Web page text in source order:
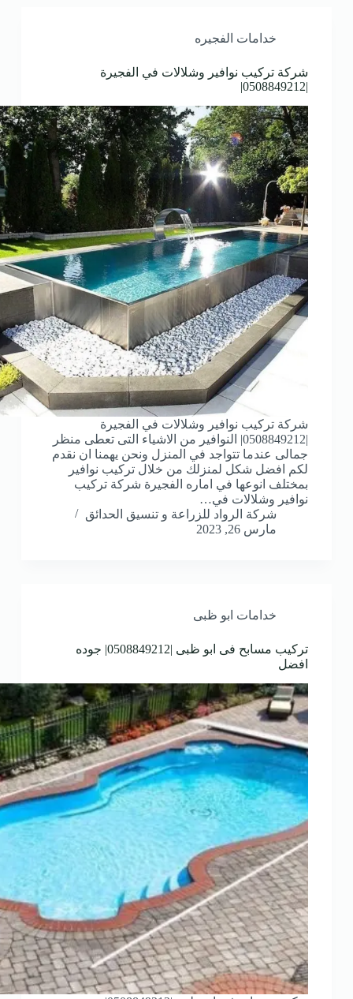
خدامات الفجيره
شركة تركيب نوافير وشلالات في الفجيرة
|0508849212|
شركة تركيب نوافير وشلالات في الفجيرة
|0508849212| النوافير من الاشياء التى تعطى منظر
جمالى عندما تتواجد في المنزل ونحن يهمنا ان نقدم
لكم افضل شكل لمنزلك من خلال تركيب نوافير
بمختلف انوعها في اماره الفجيرة شركة تركيب
نوافير وشلالات في…
شركة الرواد للزراعة و تنسيق الحدائق
مارس 26, 2023
خدامات ابو ظبى
تركيب مسابح فى ابو ظبى |0508849212| جوده
افضل